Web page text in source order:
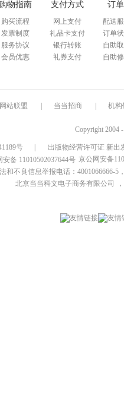
购物指南
购买流程
发票制度
服务协议
会员优惠
支付方式
网上支付
礼品卡支付
银行转账
礼券支付
订
配送
订单
自助
自助
网站联盟 当当招商 机构
Copyright 2004
号
出版物经营许可证 新出
京公网安备
和不良信息举报电话：4001066666-5
北京当当科文电子商务有限公司